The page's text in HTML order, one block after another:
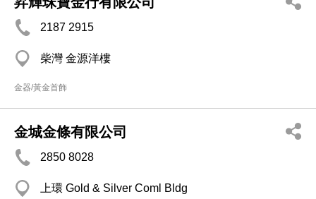
2187 2915
柴灣 金源洋樓
金器/黃金首飾
金城金條有限公司
2850 8028
上環 Gold & Silver Coml Bldg